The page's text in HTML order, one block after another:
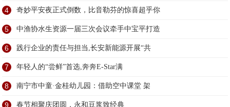
4 奇妙平安夜正式倒数，比音勒芬的惊喜超乎你
5 中渔协水生资源一届三次会议牵手中宝平打造
6 践行企业的责任与担当,长安新能源开展“共
7 年轻人的“尝鲜”首选,奔奔E-Star满
8 南宁市中童·金桂幼儿园：借助空中课堂 架
9 春节相聚庆团圆，永和豆浆致经典